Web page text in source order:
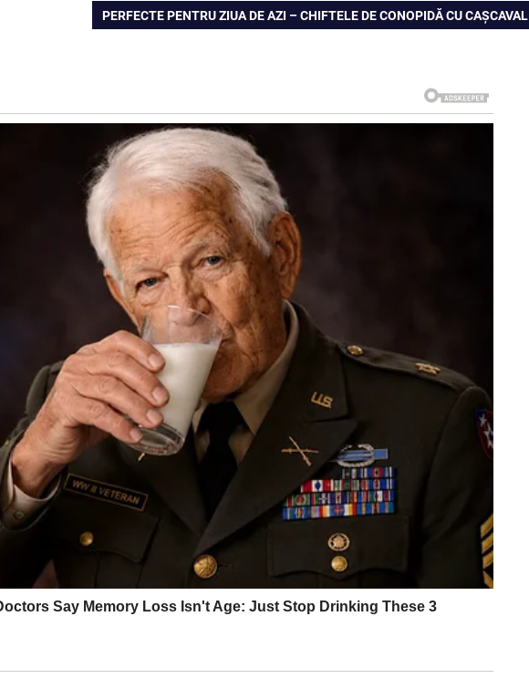
NEXT
POST:
PERFECTE PENTRU ZIUA DE AZI – CHIFTELE DE CONOPIDĂ CU CAȘCAVAL